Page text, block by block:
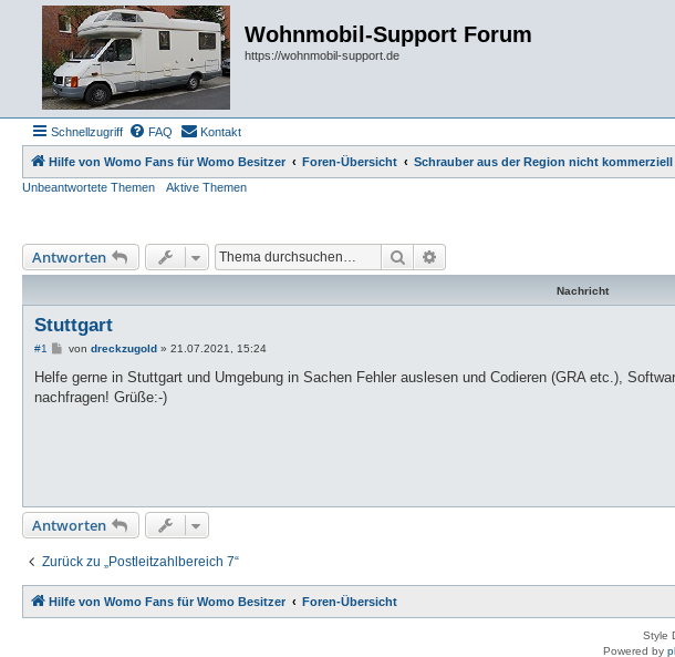
Wohnmobil-Support Forum
https://wohnmobil-support.de
Schnellzugriff FAQ Kontakt
Hilfe von Womo Fans für Womo Besitzer Foren-Übersicht Schrauber aus der Region nicht kommerziell
Unbeantwortete Themen
Aktive Themen
Antworten Suche
Nachricht
Stuttgart
#1
B
i
r
von dreckzugold» 21.07.2021, 15:24
Helfe gerne in Stuttgart und Umgebung in Sachen Fehler auslesen und Codieren (GRA etc.),
nachfragen! Grüße:-)
Antworten
Zurück zu „Postleitzahlbereich 7“
Hilfe von Womo Fans für Womo Besitzer Foren-Übersicht
Style
Powered by